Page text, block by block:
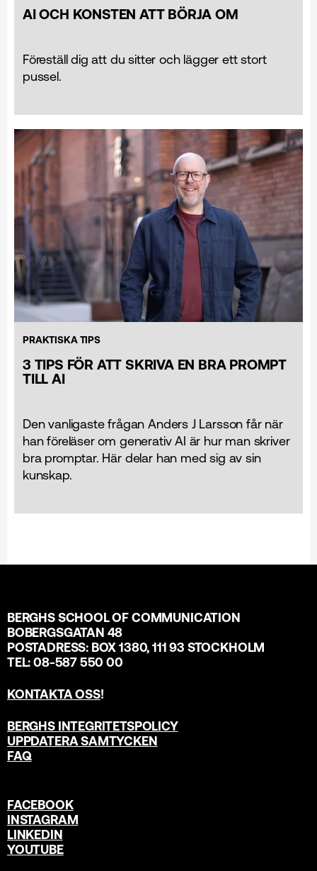
AI OCH KONSTEN ATT BÖRJA OM
Föreställ dig att du sitter och lägger ett stort
pussel.
PRAKTISKA TIPS
3 TIPS FÖR ATT SKRIVA EN BRA PROMPT
TILL AI
Den vanligaste frågan Anders J Larsson får när
han föreläser om generativ AI är hur man skriver
bra promptar. Här delar han med sig av sin
kunskap.
BERGHS SCHOOL OF COMMUNICATION
BOBERGSGATAN 48
POSTADRESS: BOX 1380, 111 93 STOCKHOLM
TEL: 08-587 550 00
KONTAKTA OSS!
BERGHS INTEGRITETSPOLICY
UPPDATERA SAMTYCKEN
FAQ
FACEBOOK
INSTAGRAM
LINKEDIN
YOUTUBE